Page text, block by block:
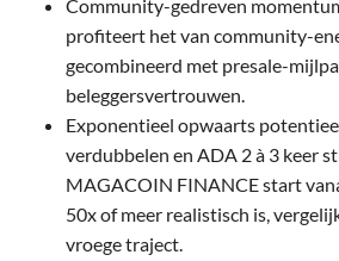
Community-gedreven
profiteert het van community-
gecombineerd met presale-
beleggersvertrouwen.
Exponentieel opwaarts
verdubbelen en ADA 2 à 3 keer
MAGACOIN FINANCE start
50x of meer realistisch is,
vroege traject.